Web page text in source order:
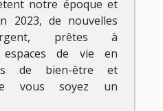
notre époque et
2023, de nouvelles
prêtes à
de vie en
de bien-être et
vous soyez un